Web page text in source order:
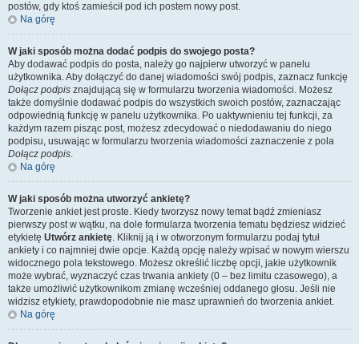
postów, gdy ktoś zamieścił pod ich postem nowy post.
Na górę
W jaki sposób można dodać podpis do swojego posta?
Aby dodawać podpis do posta, należy go najpierw utworzyć w panelu
użytkownika. Aby dołączyć do danej wiadomości swój podpis, zaznacz funkcję
Dołącz podpis znajdującą się w formularzu tworzenia wiadomości. Możesz
także domyślnie dodawać podpis do wszystkich swoich postów, zaznaczając
odpowiednią funkcję w panelu użytkownika. Po uaktywnieniu tej funkcji, za
każdym razem pisząc post, możesz zdecydować o niedodawaniu do niego
podpisu, usuwając w formularzu tworzenia wiadomości zaznaczenie z pola
Dołącz podpis.
Na górę
W jaki sposób można utworzyć ankietę?
Tworzenie ankiet jest proste. Kiedy tworzysz nowy temat bądź zmieniasz
pierwszy post w wątku, na dole formularza tworzenia tematu będziesz widzieć
etykietę Utwórz ankietę. Kliknij ją i w otworzonym formularzu podaj tytuł
ankiety i co najmniej dwie opcje. Każdą opcję należy wpisać w nowym wierszu
widocznego pola tekstowego. Możesz określić liczbę opcji, jakie użytkownik
może wybrać, wyznaczyć czas trwania ankiety (0 – bez limitu czasowego), a
także umożliwić użytkownikom zmianę wcześniej oddanego głosu. Jeśli nie
widzisz etykiety, prawdopodobnie nie masz uprawnień do tworzenia ankiet.
Na górę